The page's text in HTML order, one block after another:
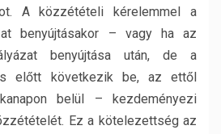
A közzétételi kérelemmel a
benyújtásakor – vagy ha az
benyújtása után, de a
előtt következik be, az ettől
belül – kezdeményezi
Ez a kötelezettség az